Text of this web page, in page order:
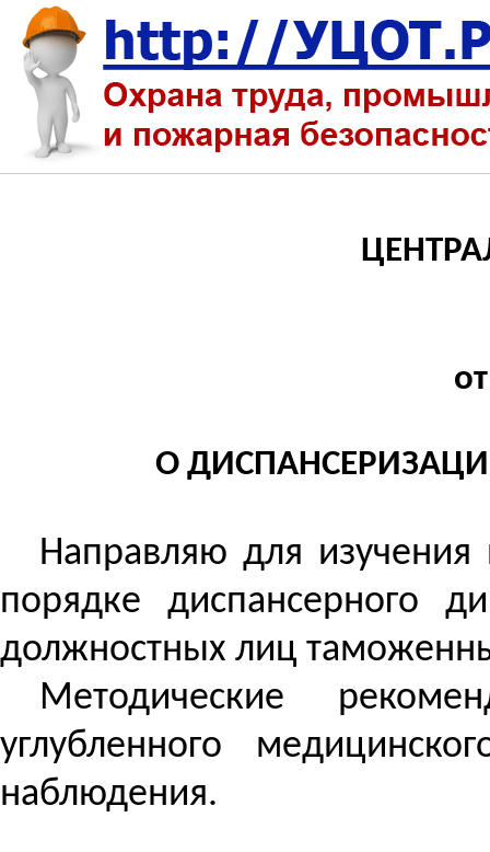
О
Направляю для изучения
порядке диспансерного
должностных лиц
Методические
углубленного
наблюдения.